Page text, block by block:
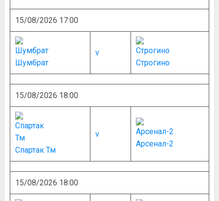
15/08/2026 17:00
Шумбрат
v
Строгино
15/08/2026 18:00
Спартак Тм
v
Арсенал-2
15/08/2026 18:00